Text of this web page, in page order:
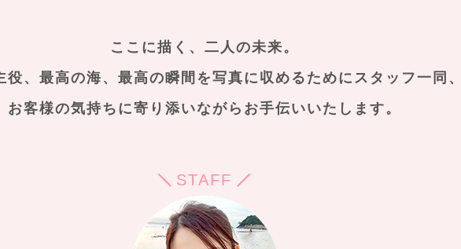
ここに描く、二人の未来。
役、最高の海、最高の瞬間を写真に収めるためにスタッフ一同、
お客様の気持ちに寄り添いながらお手伝いいたします。
STAFF